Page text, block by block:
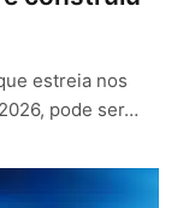
estreia nos
pode ser…